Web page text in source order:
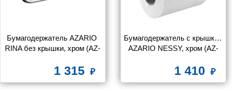
Бумагодержатель AZARIO
RINA без крышки, хром (AZ-
1 315
Бумагодержатель с крышкой
AZARIO NESSY, хром (AZ-
1 410